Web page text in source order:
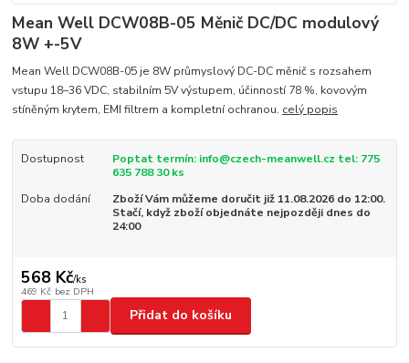
Mean Well DCW08B-05 Měnič DC/DC modulový
8W +-5V
Mean Well DCW08B-05 je 8W průmyslový DC-DC měnič s rozsahem
vstupu 18–36 VDC, stabilním 5V výstupem, účinností 78 %, kovovým
stíněným krytem, EMI filtrem a kompletní ochranou. celý popis
Dostupnost
Poptat termín: info@czech-meanwell.cz tel: 775
635 788 30 ks
Doba dodání
Zboží Vám můžeme doručit již 11.08.2026 do 12:00.
Stačí, když zboží objednáte nejpozději dnes do
24:00
568 Kč/ks
469 Kč bez DPH
Přidat do košíku